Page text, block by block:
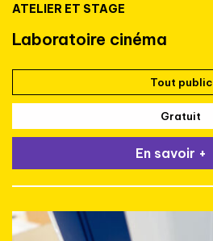
ATELIER ET STAGE
Laboratoire cinéma
Tout public
Gratuit
En savoir +